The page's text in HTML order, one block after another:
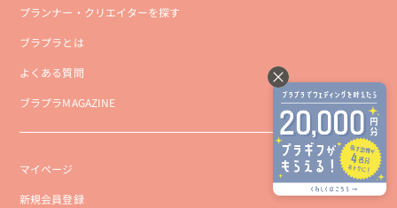
プランナー・クリエイターを探す
ブラプラとは
よくある質問
ブラプラMAGAZINE
マイページ
新規会員登録